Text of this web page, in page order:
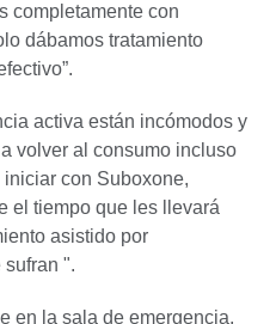
completamente con
dábamos tratamiento
activa están incómodos y
volver al consumo incluso
con Suboxone,
el tiempo que les llevará
asistido por
".
en la sala de emergencia,